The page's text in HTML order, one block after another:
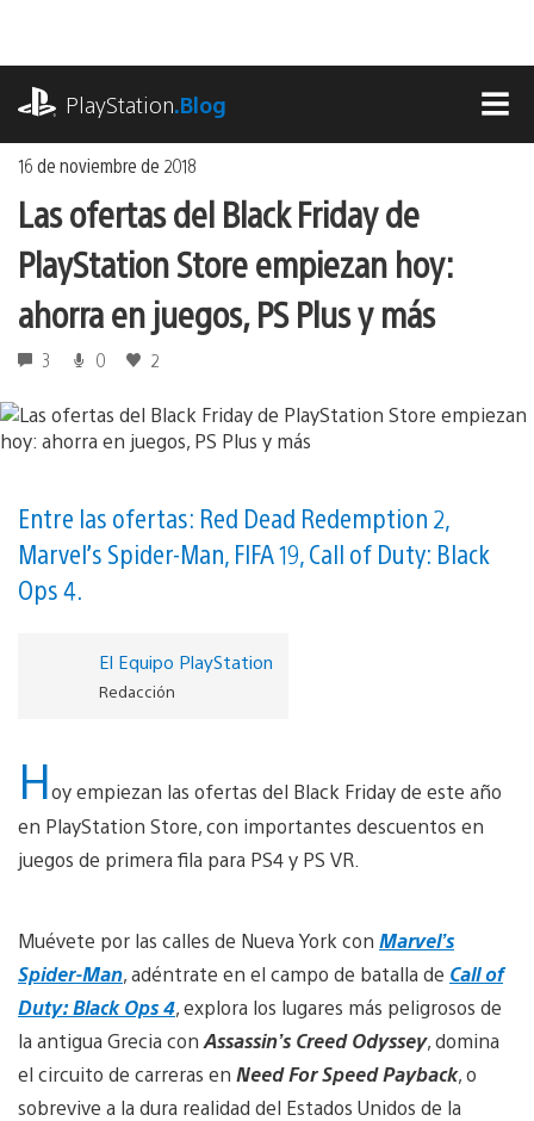
contenido
PlayStation.Blog
16 de noviembre de 2018
Las ofertas del Black Friday de
PlayStation Store empiezan hoy:
ahorra en juegos, PS Plus y más
3 0 2
Entre las ofertas: Red Dead Redemption 2,
Marvel’s Spider-Man, FIFA 19, Call of Duty: Black
Ops 4.
El Equipo PlayStation
Redacción
Hoy empiezan las ofertas del Black Friday de este año
en PlayStation Store, con importantes descuentos en
juegos de primera fila para PS4 y PS VR.
Muévete por las calles de Nueva York con Marvel’s
Spider-Man, adéntrate en el campo de batalla de Call of
Duty: Black Ops 4, explora los lugares más peligrosos de
la antigua Grecia con Assassin’s Creed Odyssey, domina
el circuito de carreras en Need For Speed Payback, o
sobrevive a la dura realidad del Estados Unidos de la